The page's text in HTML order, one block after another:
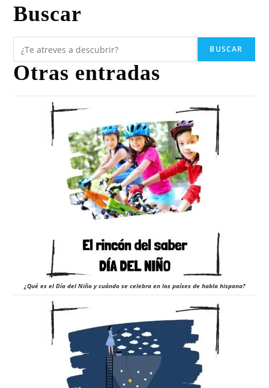
Buscar
BUSCAR
Otras entradas
¿Qué es el Día del Niño y cuándo se celebra en los países de habla hispana?